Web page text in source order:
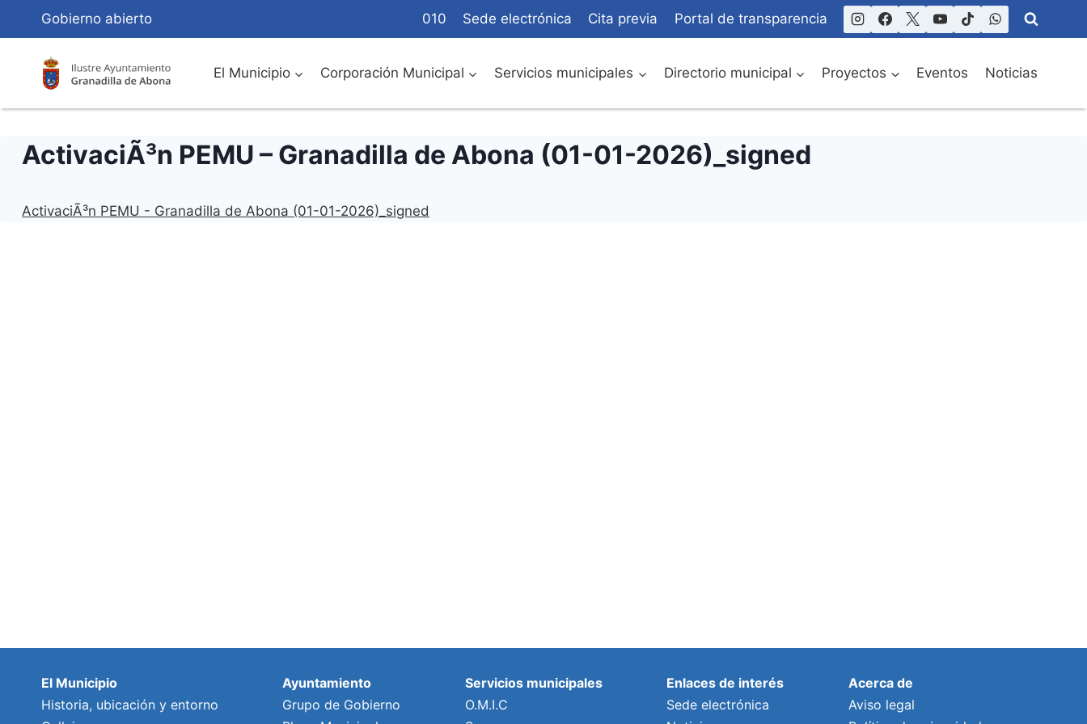
Contenido
Gobierno abierto 010 Sede electrónica Cita previa Portal de transparencia
El Municipio Corporación Municipal Servicios municipales Directorio municipal Proyectos Eventos Noticias
ActivaciÃ³n PEMU – Granadilla de Abona (01-01-2026)_signed
ActivaciÃ³n PEMU - Granadilla de Abona (01-01-2026)_signed
El Municipio
Historia, ubicación y entorno
Ayuntamiento
Grupo de Gobierno
Servicios municipales
O.M.I.C
Enlaces de interés
Sede electrónica
Acerca de
Aviso legal